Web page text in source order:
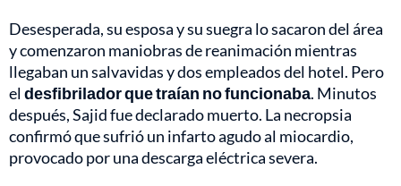
Desesperada, su esposa y su suegra lo sacaron del área
y comenzaron maniobras de reanimación mientras
llegaban un salvavidas y dos empleados del hotel. Pero
eldesfibrilador que traían no funcionaba. Minutos
después, Sajid fue declarado muerto. La necropsia
confirmó que sufrió un infarto agudo al miocardio,
provocado por una descarga eléctrica severa.